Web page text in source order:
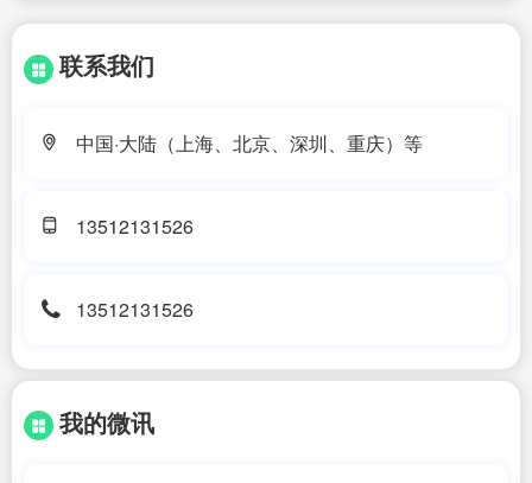
联系我们
中国·大陆（上海、北京、深圳、重庆）等
13512131526
13512131526
我的微讯